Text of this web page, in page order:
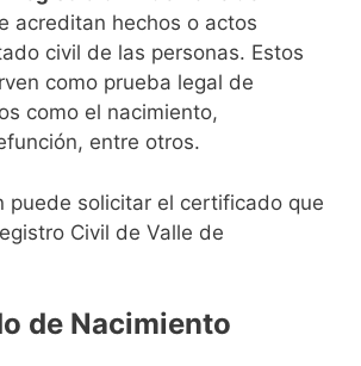
acreditan hechos o actos
civil de las personas. Estos
como prueba legal de
como el nacimiento,
entre otros.
puede solicitar el certificado que
Civil de Valle de
de Nacimiento